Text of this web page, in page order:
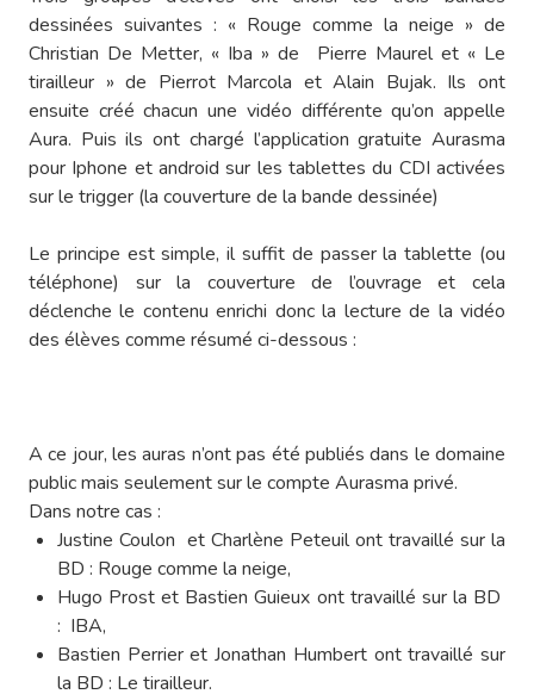
dessinées suivantes : « Rouge comme la neige » de
Christian De Metter, « Iba » de Pierre Maurel et « Le
tirailleur » de Pierrot Marcola et Alain Bujak. Ils ont
ensuite créé chacun une vidéo différente qu’on appelle
Aura. Puis ils ont chargé l’application gratuite Aurasma
pour Iphone et android sur les tablettes du CDI activées
sur le trigger (la couverture de la bande dessinée)
Le principe est simple, il suffit de passer la tablette (ou
téléphone) sur la couverture de l’ouvrage et cela
déclenche le contenu enrichi donc la lecture de la vidéo
des élèves comme résumé ci-dessous :
A ce jour, les auras n’ont pas été publiés dans le domaine
public mais seulement sur le compte Aurasma privé.
Dans notre cas :
Justine Coulon et Charlène Peteuil ont travaillé sur la
BD : Rouge comme la neige,
Hugo Prost et Bastien Guieux ont travaillé sur la BD
: IBA,
Bastien Perrier et Jonathan Humbert ont travaillé sur
la BD : Le tirailleur.